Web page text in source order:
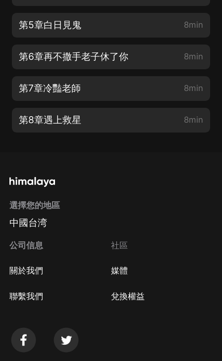
第5章白日見鬼 8min
第6章再不撒手老子休了你 8min
第7章冷豔老師 8min
第8章遇上救星 8min
選擇您的地區
中國台湾
公司信息
關於我們
聯繫我們
社區
媒體
兌換權益